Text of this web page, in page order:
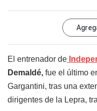
El entrenador de
Demaldé, fue el último
Gargantini, tras una
dirigentes de la Lepra,